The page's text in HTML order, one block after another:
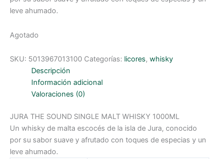
leve ahumado.
Agotado
SKU: 5013967013100 Categorías: licores, whisky
Descripción
Información adicional
Valoraciones (0)
JURA THE SOUND SINGLE MALT WHISKY 1000ML
Un whisky de malta escocés de la isla de Jura, conocido
por su sabor suave y afrutado con toques de especias y un
leve ahumado.